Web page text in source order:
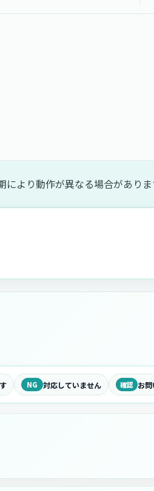
より動作が異なる場合があり
NG 対応していません 確認 お